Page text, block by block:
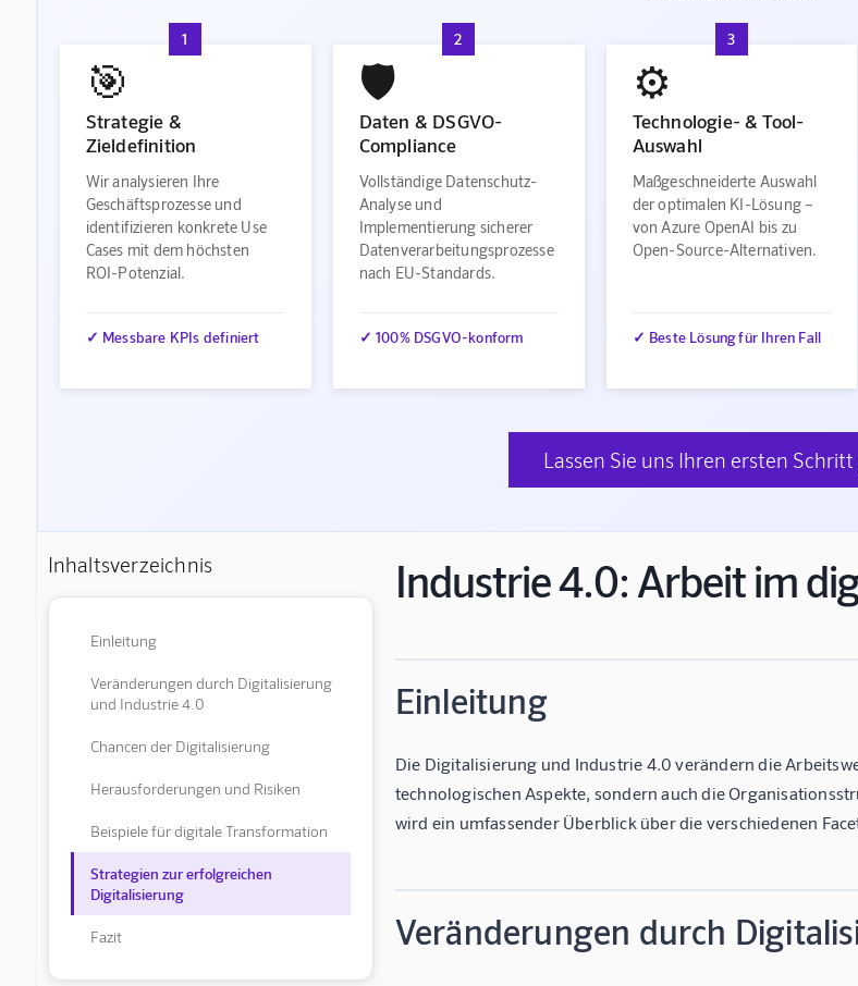
1
🎯
Strategie &
Zieldefinition
Wir analysieren Ihre
Geschäftsprozesse und
identifizieren konkrete Use
Cases mit dem höchsten
ROI-Potenzial.
✓ Messbare KPIs definiert
2
🛡️
Daten & DSGVO-
Compliance
Vollständige Datenschutz-
Analyse und
Implementierung sicherer
Datenverarbeitungsprozesse
nach EU-Standards.
✓ 100% DSGVO-konform
3
⚙️
Technologie- & Tool-
Auswahl
Maßgeschneiderte Auswahl
der optimalen KI-Lösung –
von Azure OpenAI bis zu
Open-Source-Alternativen.
✓ Beste Lösung für Ihren Fall
Lassen Sie uns Ihren ersten
Inhaltsverzeichnis
Einleitung
Veränderungen durch Digitalisierung
und Industrie 4.0
Chancen der Digitalisierung
Herausforderungen und Risiken
Beispiele für digitale Transformation
Strategien zur erfolgreichen
Digitalisierung
Fazit
Industrie 4.0: Arbeit im
Einleitung
Die Digitalisierung und Industrie 4.0 verändern die
technologischen Aspekte, sondern auch die
wird ein umfassender Überblick über die verschiedenen
Veränderungen durch